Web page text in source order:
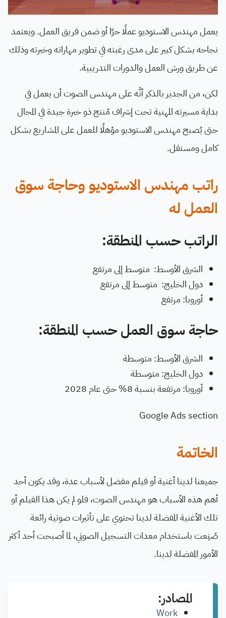
يعمل مهندس الاستوديو عملًا حرًا أو ضمن فريق العمل. ويعتمد
نجاحه بشكل كبير على مدى رغبته في تطوير مهاراته وخبرته وذلك
عن طريق ورش العمل والدورات التدريبية.
لكن، من الجدير بالذكر أنَّه على مهندس الصوت أن يعمل في
بداية مسيرته المهنية تحت إشراف مُنتج ذو خبرة جيدة في المجال
حتى يُصبح مهندس الاستوديو مؤهلًا للعمل على المشاريع بشكل
كامل ومستقل.
راتب مهندس الاستوديو وحاجة سوق
العمل له
الراتب حسب المنطقة:
الشرق الأوسط: متوسط إلى مرتفع
دول الخليج: متوسط إلى مرتفع
أوروبا: مرتفع
حاجة سوق العمل حسب المنطقة:
الشرق الأوسط: متوسطة
دول الخليج: متوسطة
أوروبا: مرتفعة بنسبة 8% حتى عام 2028
Google Ads section
الخاتمة
جميعنا لدينا أغنية أو فيلم مفضل لأسباب عدة، وقد يكون أحد
أهم هذه الأسباب هو مهندس الصوت، فلو لم يكن هذا الفيلم أو
تلك الأغنية المفضلة لدينا تحتوي على تأثيرات صوتية رائعة
صُنِعت باستخدام معدات التسجيل الصوتي، لما أصبحت أحد أكثر
الأمور المفضلة لدينا.
المصادر:
Work